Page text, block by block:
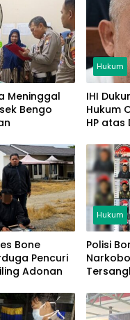
Meninggal
Bengo
Hukum
IHI
Hukum
HP atas
Jurnalis
Bone
Pencuri
Adonan
Hukum
Polisi